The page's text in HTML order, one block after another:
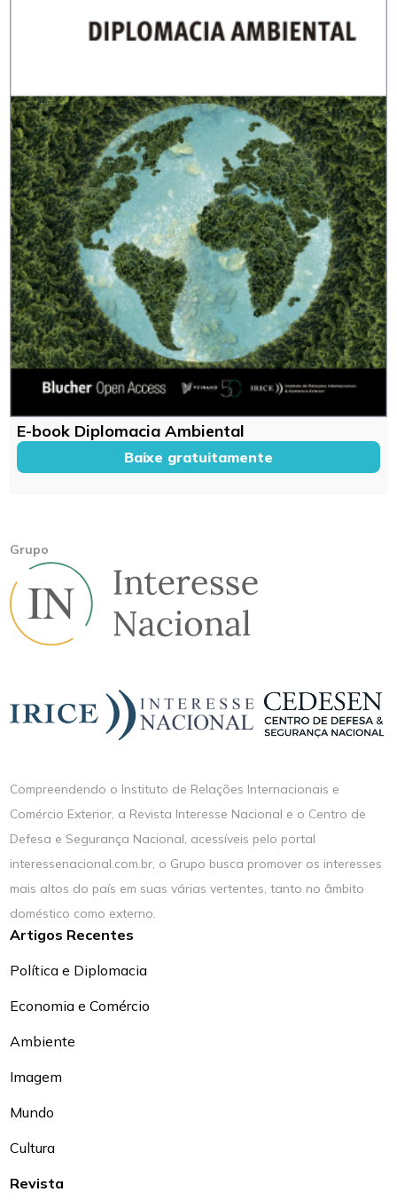
E-book Diplomacia Ambiental
Baixe gratuitamente
Grupo
Compreendendo o Instituto de Relações Internacionais e
Comércio Exterior, a Revista Interesse Nacional e o Centro de
Defesa e Segurança Nacional, acessíveis pelo portal
interessenacional.com.br, o Grupo busca promover os interesses
mais altos do país em suas várias vertentes, tanto no âmbito
doméstico como externo.
Artigos Recentes
Política e Diplomacia
Economia e Comércio
Ambiente
Imagem
Mundo
Cultura
Revista